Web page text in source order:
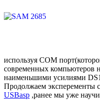
используя СОМ
современных компьютеров
наименьшими усилиями
Продолжаем эксперементы
USBasp ,ранее мы уже